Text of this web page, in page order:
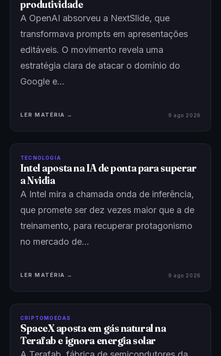
produtividade
A OpenAI absorveu a NextSlide, que
transformava prompts em apresentações
editáveis. O movimento revela uma
estratégia clara de atacar o domínio do
Google e…
LER MATÉRIA → 9 ago 2026
TECNOLOGIA
Intel aposta na IA de ponta para superar
a Nvidia
A Intel mira a chamada onda de inferência,
que promete ser dez vezes maior que a de
treinamento, para recuperar protagonismo
no mercado de…
LER MATÉRIA → 9 ago 2026
CRIPTOMOEDAS
SpaceX aposta em gás natural na
Terafab e ignora energia solar